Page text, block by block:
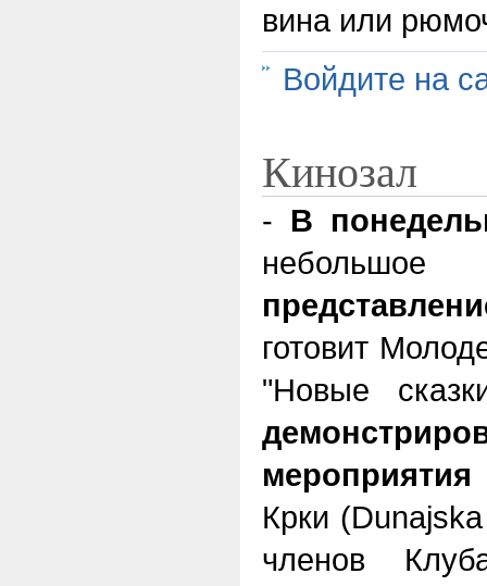
вина или
Войдите на
Кинозал
- В
готовит
"Новые
Крки
членов